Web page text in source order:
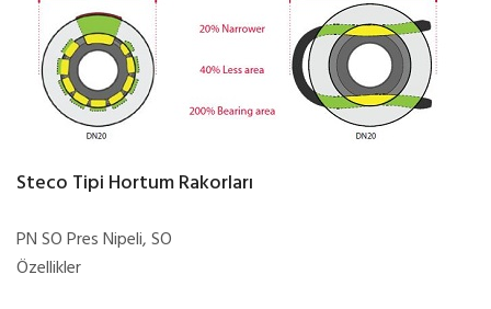
Steco Tipi Hortum Rakorları
PN SO Pres Nipeli, SO
Özellikler